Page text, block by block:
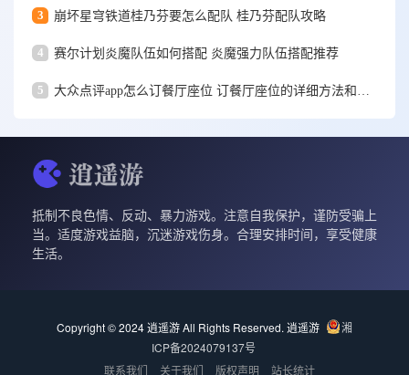
3 崩坏星穹铁道桂乃芬要怎么配队 桂乃芬配队攻略
4 赛尔计划炎魔队伍如何搭配 炎魔强力队伍搭配推荐
5
抵制不良色情、反动、暴力游戏。注意自我保护，谨防受骗上
当。适度游戏益脑，沉迷游戏伤身。合理安排时间，享受健康
生活。
Copyright © 2024 逍遥游 All Rights Reserved. 逍遥游
湘
ICP备2024079137号
联系我们
关于我们 版权声明 站长统计